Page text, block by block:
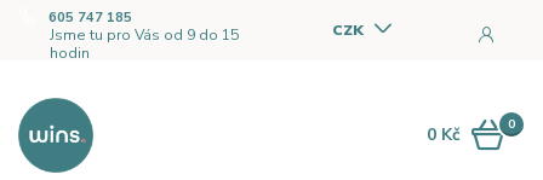
CZK
605 747 185
Jsme tu pro Vás od 9 do 15
hodin
0
0 Kč